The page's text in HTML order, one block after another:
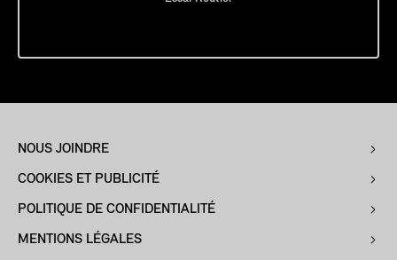
NOUS JOINDRE
COOKIES ET PUBLICITÉ
POLITIQUE DE CONFIDENTIALITÉ
MENTIONS LÉGALES